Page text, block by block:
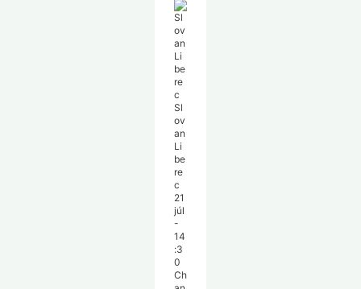
Sl
ov
an
Li
be
re
c
21
júl
-
14
:3
0
Ch